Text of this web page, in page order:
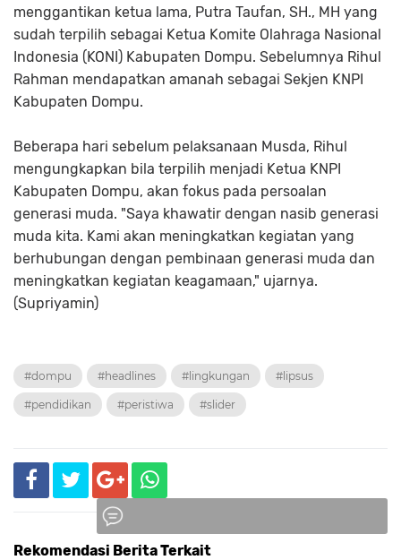
menggantikan ketua lama, Putra Taufan, SH., MH yang
sudah terpilih sebagai Ketua Komite Olahraga Nasional
Indonesia (KONI) Kabupaten Dompu. Sebelumnya Rihul
Rahman mendapatkan amanah sebagai Sekjen KNPI
Kabupaten Dompu.
Beberapa hari sebelum pelaksanaan Musda, Rihul
mengungkapkan bila terpilih menjadi Ketua KNPI
Kabupaten Dompu, akan fokus pada persoalan
generasi muda. "Saya khawatir dengan nasib generasi
muda kita. Kami akan meningkatkan kegiatan yang
berhubungan dengan pembinaan generasi muda dan
meningkatkan kegiatan keagamaan," ujarnya.
(Supriyamin)
#dompu #headlines #lingkungan #lipsus
#pendidikan #peristiwa #slider
Rekomendasi Berita Terkait